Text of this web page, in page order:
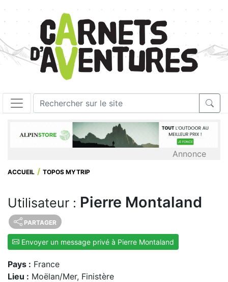
Annonce
ACCUEIL TOPOS MYTRIP
Utilisateur : Pierre Montaland
PARTAGER
Envoyer un message privé à Pierre Montaland
Pays : France
Lieu : Moëlan/Mer, Finistère